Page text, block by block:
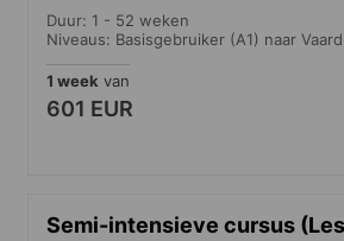
Duur: 1 - 52 weken
Niveaus: Basisgebruiker (A1) naar
1 week van
601 EUR
Semi-intensieve cursus